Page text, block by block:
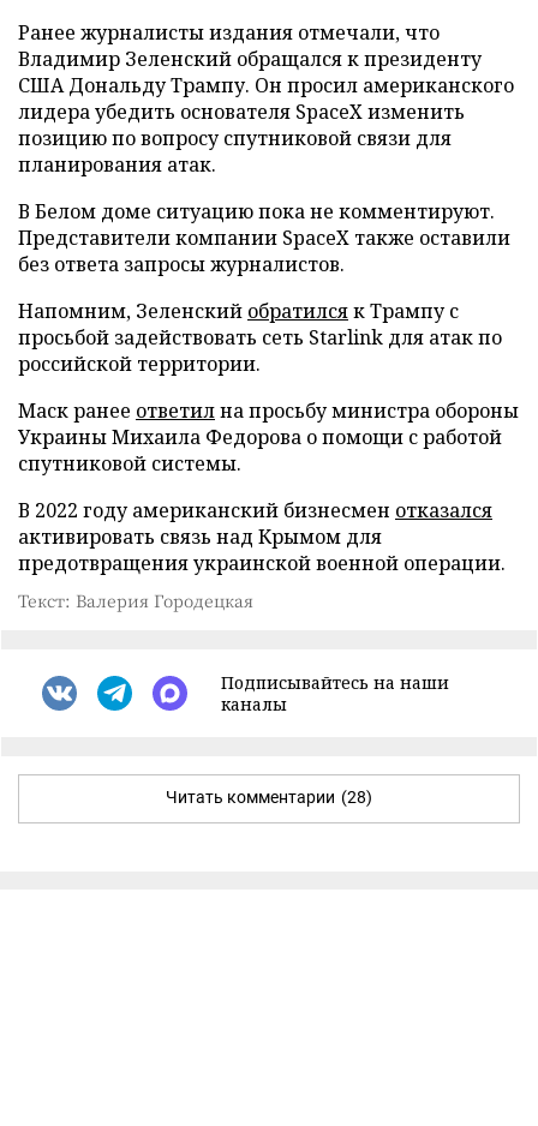
Ранее журналисты издания отмечали, что
Владимир Зеленский обращался к президенту
США Дональду Трампу. Он просил американского
лидера убедить основателя SpaceX изменить
позицию по вопросу спутниковой связи для
планирования атак.
В Белом доме ситуацию пока не комментируют.
Представители компании SpaceX также оставили
без ответа запросы журналистов.
Напомним, Зеленский обратилсяк Трампу с
просьбой задействовать сеть Starlink для атак по
российской территории.
Маск ранее ответилна просьбу министра обороны
Украины Михаила Федорова о помощи с работой
спутниковой системы.
В 2022 году американский бизнесмен отказался
активировать связь над Крымом для
предотвращения украинской военной операции.
Текст: Валерия Городецкая
Подписывайтесь на наши
каналы
Читать комментарии (28)